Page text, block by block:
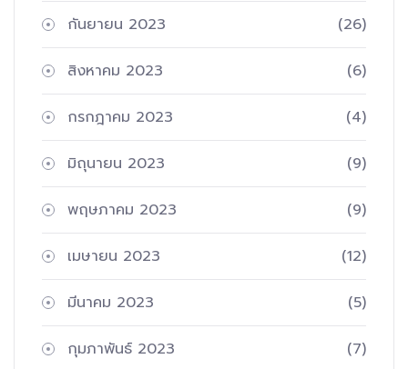
กันยายน 2023 (26)
สิงหาคม 2023 (6)
กรกฎาคม 2023 (4)
มิถุนายน 2023 (9)
พฤษภาคม 2023 (9)
เมษายน 2023 (12)
มีนาคม 2023 (5)
กุมภาพันธ์ 2023 (7)